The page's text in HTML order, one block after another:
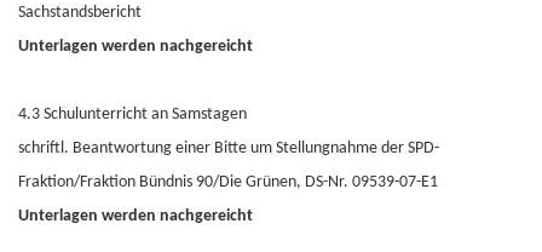
Sachstandsbericht
Unterlagen werden nachgereicht
4.3 Schulunterricht an Samstagen
schriftl. Beantwortung einer Bitte um Stellungnahme der SPD-
Fraktion/Fraktion Bündnis 90/Die Grünen, DS-Nr. 09539-07-E1
Unterlagen werden nachgereicht